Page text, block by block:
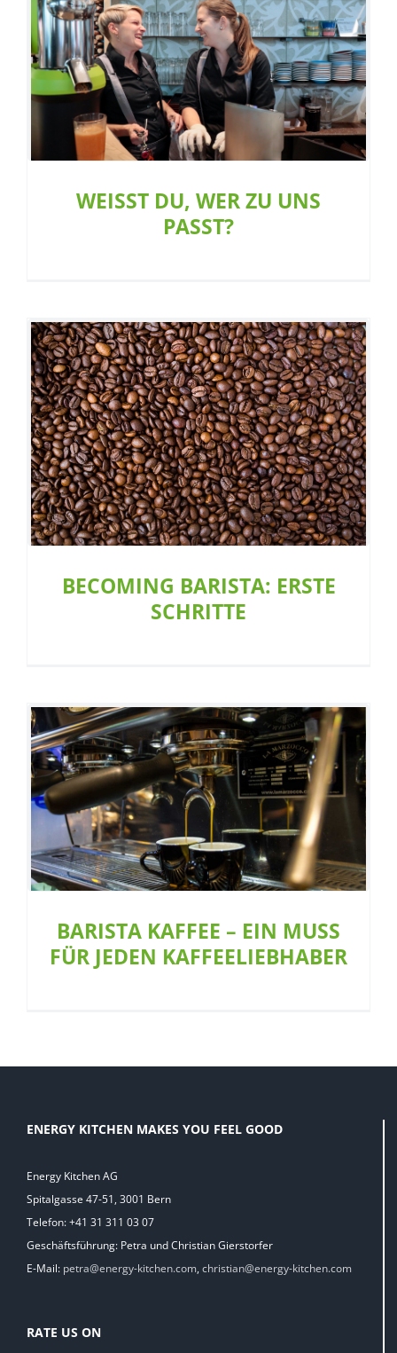
WEISST DU, WER ZU UNS PASST?
Aktion Allgemein Restaurant Team
WEISST DU, WER ZU UNS
PASST?
Becoming Barista: Erste Schritte
Café
BECOMING BARISTA: ERSTE
SCHRITTE
BARISTA KAFFEE – EIN MUSS FÜR JEDEN
KAFFEELIEBHABER
Café
BARISTA KAFFEE – EIN MUSS
FÜR JEDEN KAFFEELIEBHABER
ENERGY KITCHEN MAKES YOU FEEL GOOD
Energy Kitchen AG
Spitalgasse 47-51, 3001 Bern
Telefon: +41 31 311 03 07
Geschäftsführung: Petra und Christian Gierstorfer
E-Mail: petra@energy-kitchen.com, christian@energy-kitchen.com
RATE US ON